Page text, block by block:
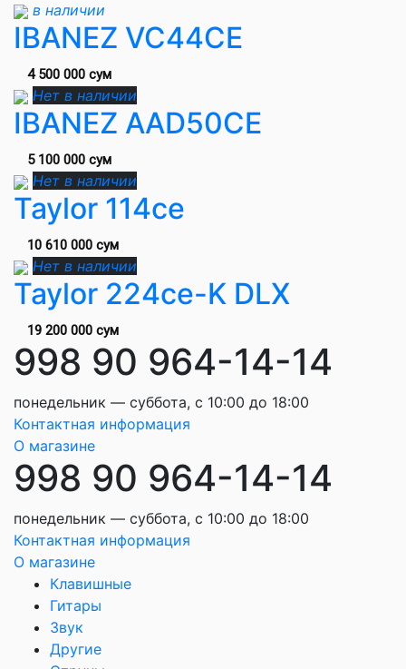
в наличии
IBANEZ VC44CE
4 500 000 сум
Нет в наличии
IBANEZ AAD50CE
5 100 000 сум
Нет в наличии
Taylor 114ce
10 610 000 сум
Нет в наличии
Taylor 224ce-K DLX
19 200 000 сум
998 90 964-14-14
понедельник — суббота, с 10:00 до 18:00
Контактная информация
О магазине
998 90 964-14-14
понедельник — суббота, с 10:00 до 18:00
Контактная информация
О магазине
Клавишные
Гитары
Звук
Другие